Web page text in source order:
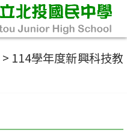
> 114學年度新興科技教